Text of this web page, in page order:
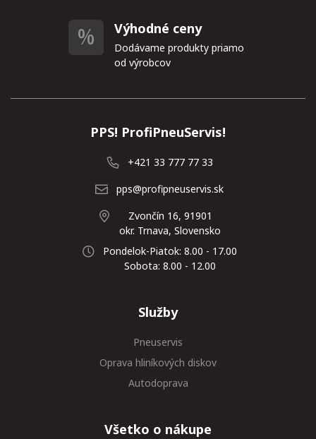
Výhodné ceny
Dodávame produkty priamo
od výrobcov
PPS! ProfiPneuServis!
+421 33 777 77 33
pps@profipneuservis.sk
Zvončín 16, 91901
okr. Trnava, Slovensko
Pondelok-Piatok: 8.00 - 17.00
Sobota: 8.00 - 12.00
Služby
Pneuservis
Oprava hliníkových diskov
Autodoprava
Všetko o nákupe